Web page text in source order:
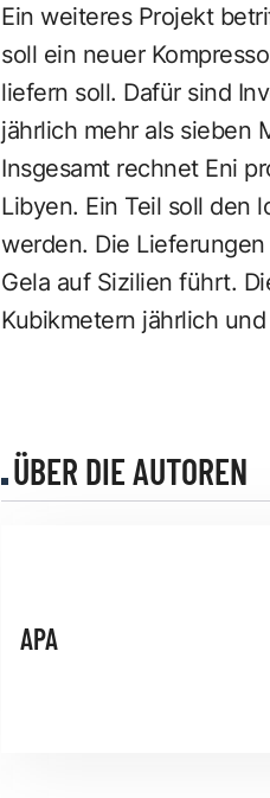
Ein weiteres Projekt
soll ein neuer
liefern soll. Dafür sind
jährlich mehr als sieben
Insgesamt rechnet Eni
Libyen. Ein Teil soll den
werden. Die
Gela auf Sizilien führt.
Kubikmetern jährlich
ÜBER DIE AUTOREN
APA